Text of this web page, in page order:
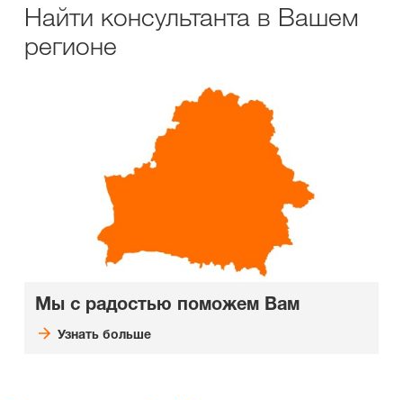
Найти консультанта в Вашем
регионе
Мы с радостью поможем Вам
Узнать больше